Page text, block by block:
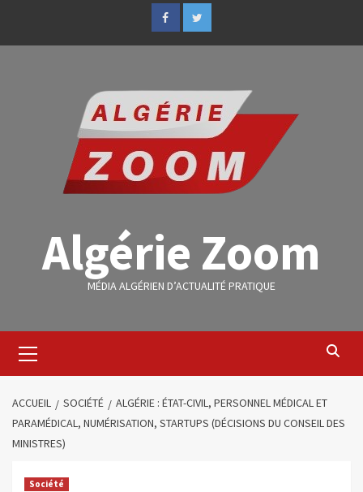
Algérie Zoom
MÉDIA ALGÉRIEN D’ACTUALITÉ PRATIQUE
ACCUEIL SOCIÉTÉ
ALGÉRIE : ÉTAT-CIVIL, PERSONNEL MÉDICAL ET
PARAMÉDICAL, NUMÉRISATION, STARTUPS (DÉCISIONS DU CONSEIL DES
MINISTRES)
Société